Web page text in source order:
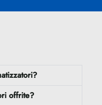
offrite?